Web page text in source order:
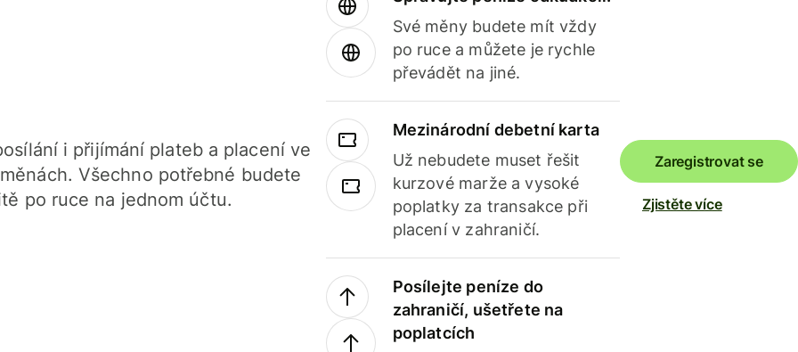
i přijímání plateb a placení ve
Všechno potřebné budete
po ruce na jednom účtu.
Své měny budete mít vždy
po ruce a můžete je rychle
převádět na jiné.
Mezinárodní debetní karta
Už nebudete muset řešit
kurzové marže a vysoké
poplatky za transakce při
placení v zahraničí.
Posílejte peníze do
zahraničí, ušetřete na
poplatcích
Zaregistrovat se
Zjistěte více